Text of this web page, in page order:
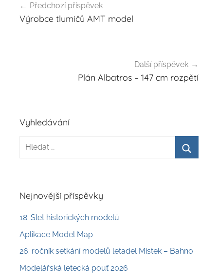
pro
Předchozí příspěvek
Výrobce tlumičů AMT model
Další příspěvek
Plán Albatros – 147 cm rozpětí
Vyhledávání
Hledat:
Nejnovější příspěvky
18. Slet historických modelů
Aplikace Model Map
26. ročník setkání modelů letadel Místek – Bahno
Modelářská letecká pouť 2026